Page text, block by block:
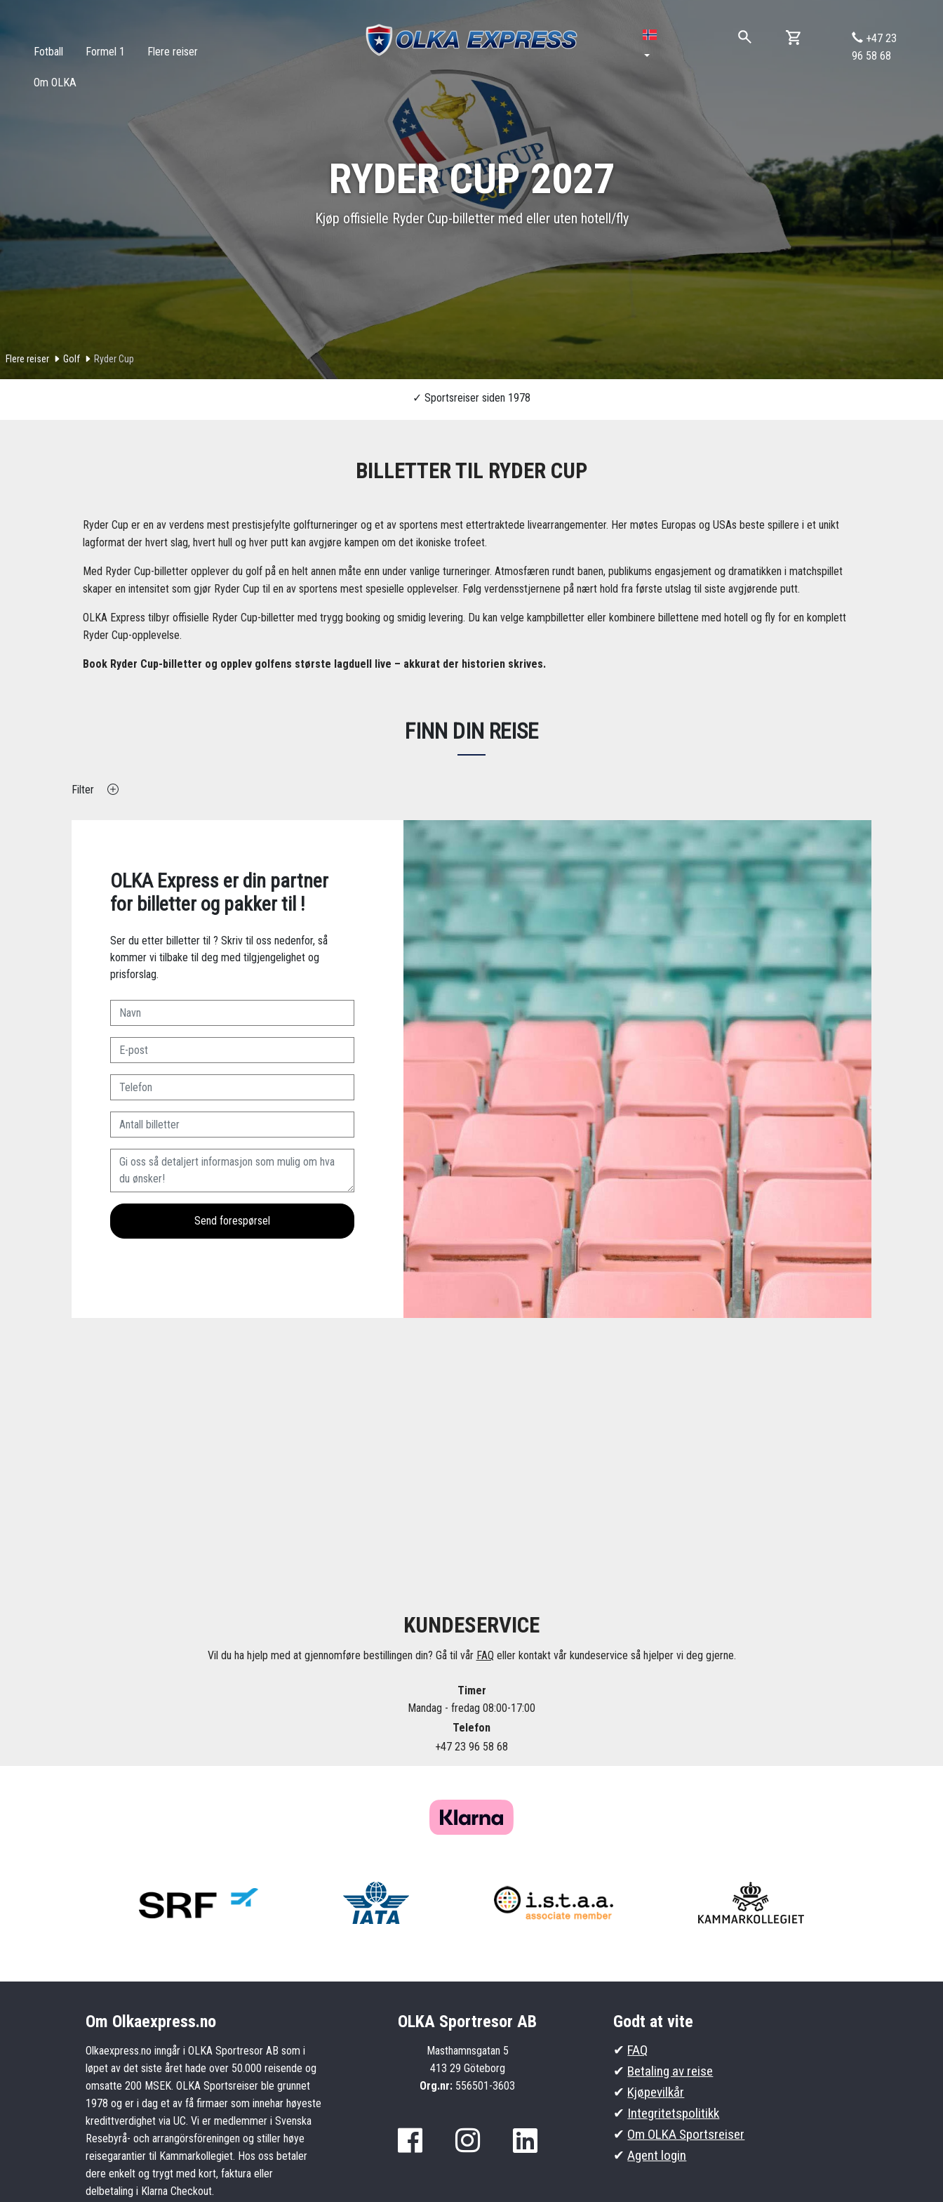
+47 23
96 58 68
Fotball Formel 1 Flere reiser
Om OLKA
RYDER CUP 2027
Kjøp offisielle Ryder Cup-billetter med eller uten hotell/fly
Flere reiser Golf Ryder Cup
BILLETTER TIL RYDER CUP
Ryder Cup er en av verdens mest prestisjefylte golfturneringer og et av sportens mest ettertraktede livearrangementer. Her møtes Europas og USAs beste spillere i et unikt
lagformat der hvert slag, hvert hull og hver putt kan avgjøre kampen om det ikoniske trofeet.
Med Ryder Cup-billetter opplever du golf på en helt annen måte enn under vanlige turneringer. Atmosfæren rundt banen, publikums engasjement og dramatikken i matchspillet
skaper en intensitet som gjør Ryder Cup til en av sportens mest spesielle opplevelser. Følg verdensstjernene på nært hold fra første utslag til siste avgjørende putt.
OLKA Express tilbyr offisielle Ryder Cup-billetter med trygg booking og smidig levering. Du kan velge kampbilletter eller kombinere billettene med hotell og fly for en komplett
Ryder Cup-opplevelse.
Book Ryder Cup-billetter og opplev golfens største lagduell live – akkurat der historien skrives.
KUNDESERVICE
Vil du ha hjelp med at gjennomføre bestillingen din? Gå til vår FAQ eller kontakt vår kundeservice så hjelper vi deg gjerne.
Timer
Mandag - fredag 08:00-17:00
Telefon
+47 23 96 58 68
Om Olkaexpress.no
Olkaexpress.no inngår i OLKA Sportresor AB som i
løpet av det siste året hade over 50.000 reisende og
omsatte 200 MSEK. OLKA Sportsreiser ble grunnet
1978 og er i dag et av få firmaer som innehar høyeste
kredittverdighet via UC. Vi er medlemmer i Svenska
Resebyrå- och arrangörsföreningen og stiller høye
reisegarantier til Kammarkollegiet. Hos oss betaler
dere enkelt og trygt med kort, faktura eller
delbetaling i Klarna Checkout.
OLKA Sportresor AB
Masthamnsgatan 5
413 29 Göteborg
Org.nr: 556501-3603
Godt at vite
✔ FAQ
✔ Betaling av reise
✔ Kjøpevilkår
✔ Integritetspolitikk
✔ Om OLKA Sportsreiser
✔Agent login